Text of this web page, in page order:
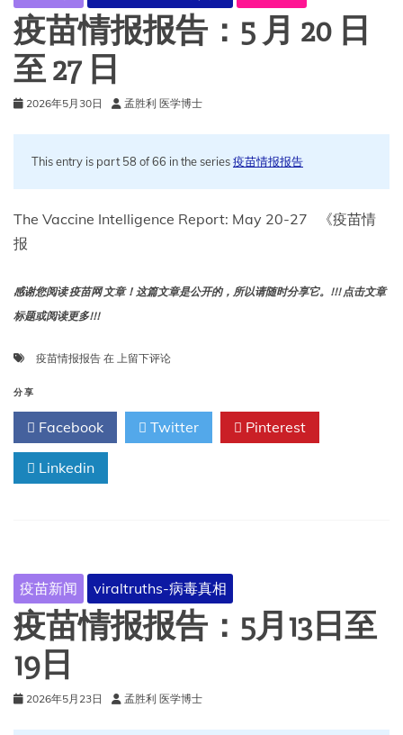
日
疫苗情报报告：5 月 20 日
至 27 日
2026年5月30日 孟胜利 医学博士
This entry is part 58 of 66 in the series疫苗情报报告
The Vaccine Intelligence Report: May 20-27 《疫苗情
报
感谢您阅读 疫苗网 文章！这篇文章是公开的，所以请随时分享它。!!! 点击文章
标题或阅读更多!!!
疫苗情报报告 在 疫
报
告：
日
上留下评论
分享
Facebook Twitter Pinterest
Linkedin
疫苗新闻 viraltruths-病毒真相
疫苗情报报告：5月13日至
19日
2026年5月23日 孟胜利 医学博士